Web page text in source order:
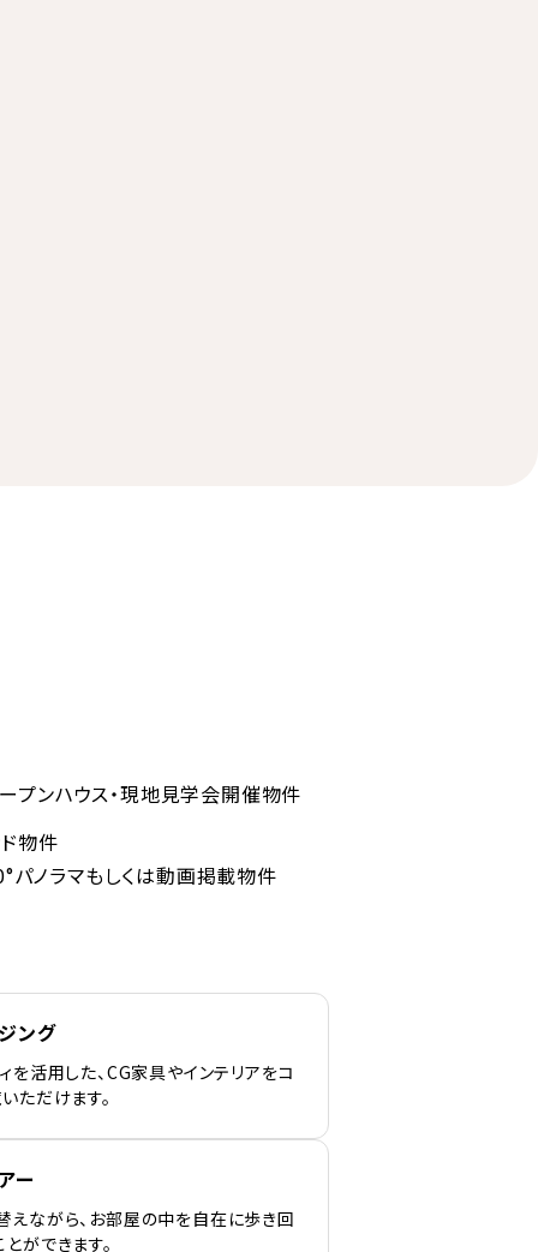
プンハウス・現地見学会開催物件
物件
パノラマもしくは動画掲載物件
ング
を活用した、CG家具やインテリアをコ
ただけます。
ー
えながら、お部屋の中を自在に歩き回
ができます。